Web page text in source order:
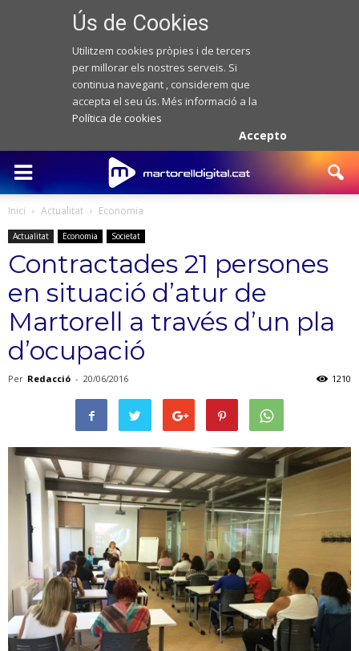
Ús de Cookies
Utilitzem cookies pròpies i de tercers
per millorar els nostres serveis. Si
continua navegant , considerem que
accepta el seu ús. Més informació a la
Política de cookies
Accepto
Inici Actualitat Economia
Actualitat Economia Societat
Contractades 21 persones
en situació d’atur de
Martorell a través d’un pla
d’ocupació
Per Redacció - 20/06/2016 1210